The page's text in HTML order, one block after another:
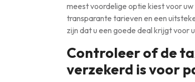
meest voordelige optie kiest voor
transparante tarieven en een
zijn dat u een goede deal krijgt voor
Controleer of de
verzekerd is voor